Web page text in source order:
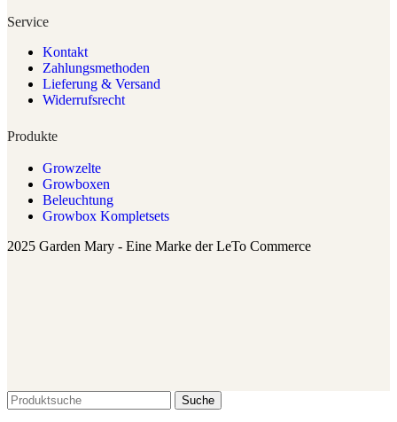
Service
Kontakt
Zahlungsmethoden
Lieferung & Versand
Widerrufsrecht
Produkte
Growzelte
Growboxen
Beleuchtung
Growbox Kompletsets
2025 Garden Mary - Eine Marke der LeTo Commerce
Suche